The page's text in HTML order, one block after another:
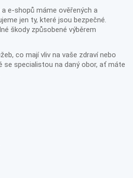
e-shopů máme ověřených a
jen ty, které jsou bezpečné.
škody způsobené výběrem
co mají vliv na vaše zdraví nebo
specialistou na daný obor, ať máte